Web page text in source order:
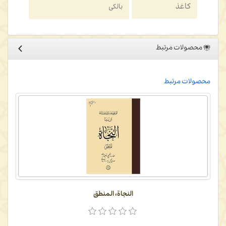
کاغذ بالکی
محصولات مرتبط
محصولات مرتبط
النجاة، المنطق